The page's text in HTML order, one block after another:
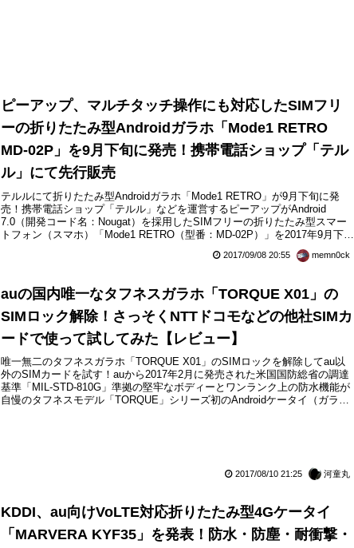
ピーアップ、マルチタッチ操作にも対応したSIMフリ
ーの折りたたみ型Androidガラホ「Mode1 RETRO
MD-02P」を9月下旬に発売！携帯電話ショップ「テル
ル」にて先行販売
テルルにて折りたたみ型Androidガラホ「Mode1 RETRO」が9月下旬に発
売！携帯電話ショップ「テルル」などを運営するピーアップがAndroid
7.0（開発コード名：Nougat）を採用したSIMフリーの折りたたみ型スマー
トフォン（スマホ）「Mode1 RETRO（型番：MD-02P）」を2017年9月下旬
に発売するとお知らせしています。Mode1 RETROは昨年発売された
「Mode1（型番：MD-01P）」に続く同社のスマホ第2弾で、“2017 Summer
2017/09/08 20:55 memn0ck
auの国内唯一なタフネスガラホ「TORQUE X01」の
SIMロック解除！さっそくNTTドコモなどの他社SIMカ
ードで使って試してみた【レビュー】
唯一無二のタフネスガラホ「TORQUE X01」のSIMロックを解除してau以
外のSIMカードを試す！auから2017年2月に発売された米国国防総省の調達
基準「MIL-STD-810G」準拠の堅牢なボディーとワンランク上の防水機能が
自慢のタフネスモデル「TORQUE」シリーズ初のAndroidケータイ（ガラ
2017/08/10 21:25 河童丸
KDDI、au向けVoLTE対応折りたたみ型4Gケータイ
「MARVERA KYF35」を発表！防水・防塵・耐衝撃・